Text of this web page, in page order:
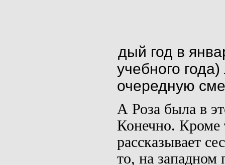
дый год в
учебного
очередную
А Роза была в
Конечно. Кроме
рассказывает
то, на западном